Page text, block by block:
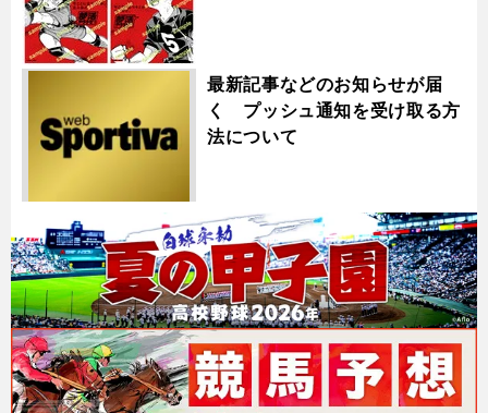
最新記事などのお知らせが届
く プッシュ通知を受け取る方
法について